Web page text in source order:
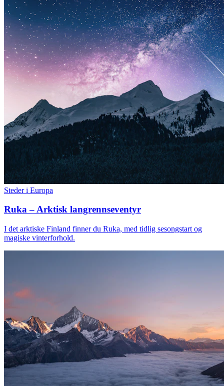
Steder i Europa
Ruka – Arktisk langrennseventyr
I det arktiske Finland finner du Ruka, med tidlig sesongstart og
magiske vinterforhold.